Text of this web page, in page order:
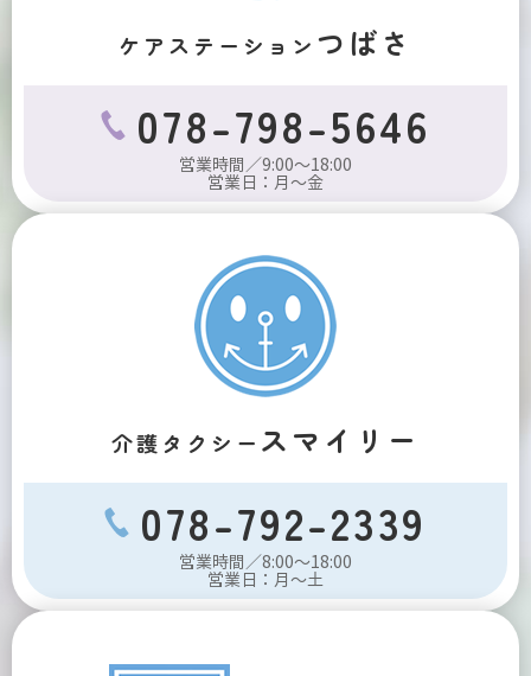
ケアステーション つばさ
078-798-5646
営業時間／9:00～18:00
営業日：月～金
介護タクシー スマイリー
078-792-2339
営業時間／8:00～18:00
営業日：月～土